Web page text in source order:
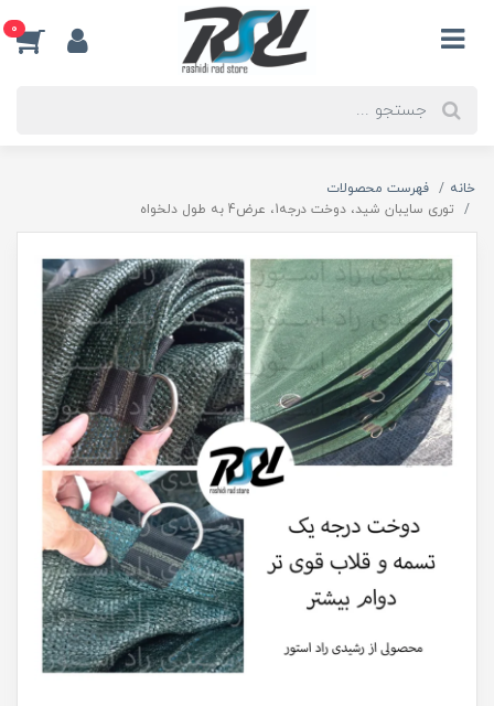
0
خانه
فهرست محصولات
توری سایبان شید، دوخت درجه1، عرض4 به طول دلخواه